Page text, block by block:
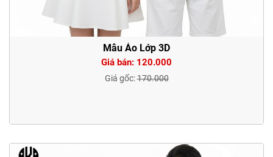
Mẫu Áo Lớp 3D
Giá bán: 120.000
Giá gốc:170.000